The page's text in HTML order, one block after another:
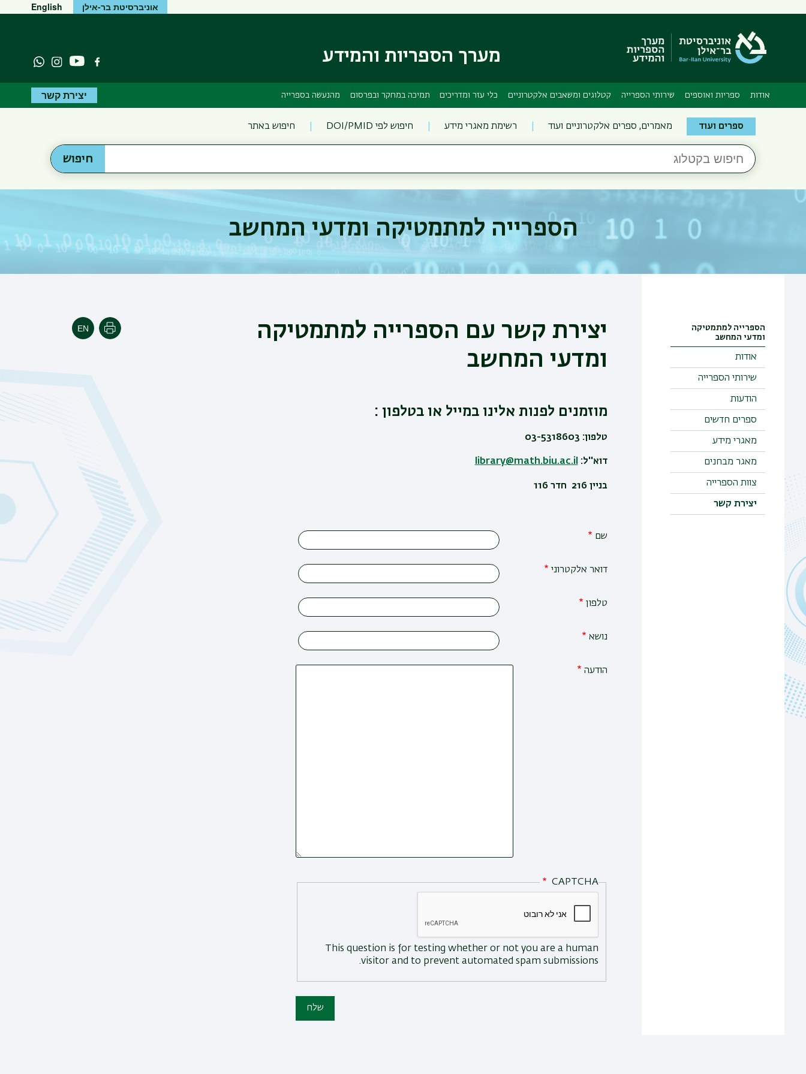
ראשי
אוניברסיטת בר-אילן English
מערך הספריות והמידע פייסבוקיוטיוב Instagram
אודות ספריות ואוספים שירותי הספרייה קטלוגים ומשאבים אלקטרוניים כלי עזר ומדריכים תמיכה במחקר ובפרסום מהנעשה בספרייה יצירת קשר
Search
the
Bar-
Ilan
Libraries
ספרים ועוד מאמרים, ספרים אלקטרוניים ועוד רשימת מאגרי מידע חיפוש לפי DOI/PMID חיפוש באתר
חיפוש
בקטלוג
חיפוש
הספרייה למתמטיקה ומדעי המחשב
הספרייה למתמטיקה
ומדעי המחשב
אודות
שירותי הספרייה
הודעות
ספרים חדשים
מאגרי מידע
מאגר מבחנים
צוות הספרייה
יצירת קשר
יצירת קשר עם הספרייה למתמטיקה
ומדעי המחשב
הדפסה
מוזמנים לפנות אלינו במייל או בטלפון :
טלפון: 03-5318603
דוא''ל:library@math.biu.ac.il
בניין 216 חדר 116
שם
דואר אלקטרוני
טלפון
נושא
הודעה
CAPTCHA
This question is for testing whether or not you are a human
visitor and to prevent automated spam submissions.
שלח